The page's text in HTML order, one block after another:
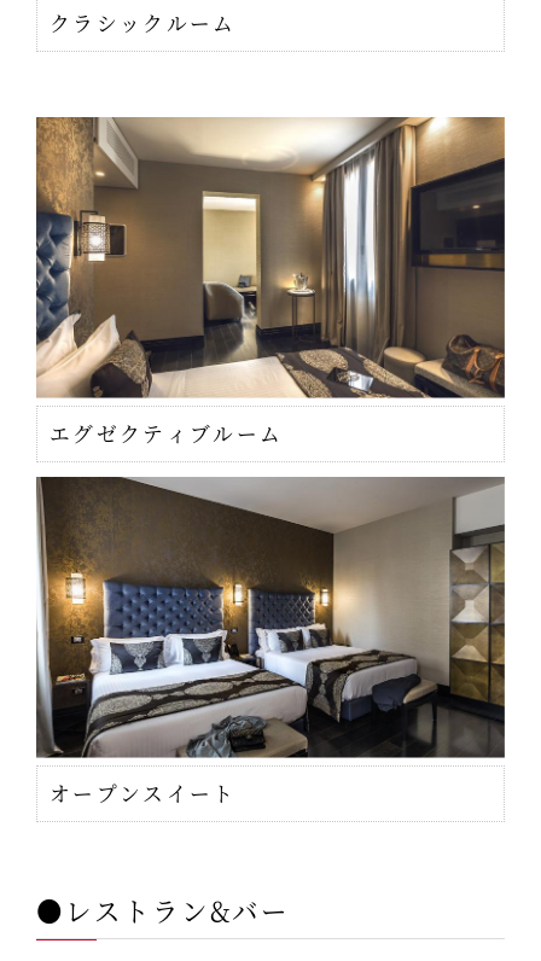
クラシックルーム
エグゼクティブルーム
オープンスイート
●レストラン&バー